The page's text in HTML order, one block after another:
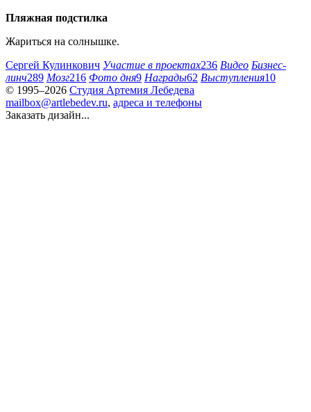
Пляжная подстилка
Жариться на солнышке.
Сергей Кулинкович Участие в проектах236 Видео Бизнес-
линч289 Мозг216 Фото дня9 Награды62 Выступления10
© 1995–2026 Студия Артемия Лебедева
mailbox@artlebedev.ru, адреса и телефоны
Заказать дизайн...